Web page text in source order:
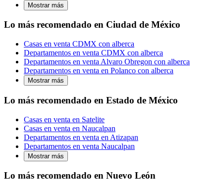
Mostrar más
Lo más recomendado en Ciudad de México
Casas en venta CDMX con alberca
Departamentos en venta CDMX con alberca
Departamentos en venta Alvaro Obregon con alberca
Departamentos en venta en Polanco con alberca
Mostrar más
Lo más recomendado en Estado de México
Casas en venta en Satelite
Casas en venta en Naucalpan
Departamentos en venta en Atizapan
Departamentos en venta Naucalpan
Mostrar más
Lo más recomendado en Nuevo León